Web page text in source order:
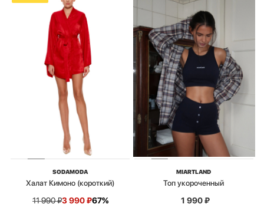
SODAMODA
Халат Кимоно (короткий)
11 990₽3 990₽67%
MIARTLAND
Топ укороченный
1 990₽